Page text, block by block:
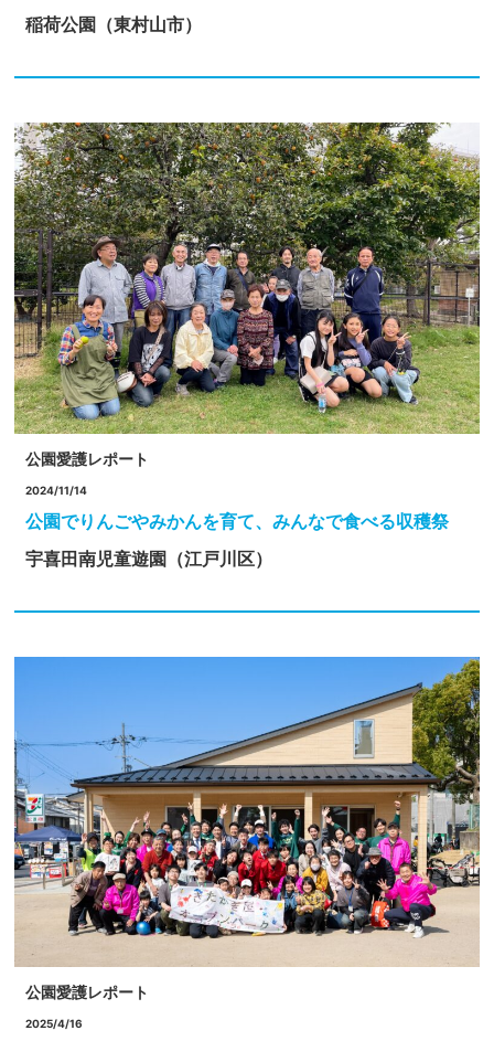
稲荷公園（東村山市）
公園愛護レポート
2024/11/14
公園でりんごやみかんを育て、みんなで食べる収穫祭
宇喜田南児童遊園（江戸川区）
公園愛護レポート
2025/4/16